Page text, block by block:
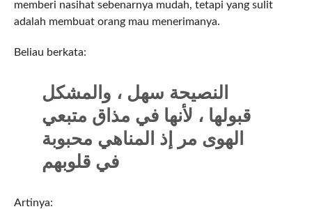
memberi nasihat sebenarnya mudah, tetapi yang sulit
adalah membuat orang mau menerimanya.
Beliau berkata:
النصيحة سهل ، والمشكل
قبولها ، لأنها في مذاق متبعي
الهوى مر إذ المناهي محبوبة
في قلوبهم
Artinya: